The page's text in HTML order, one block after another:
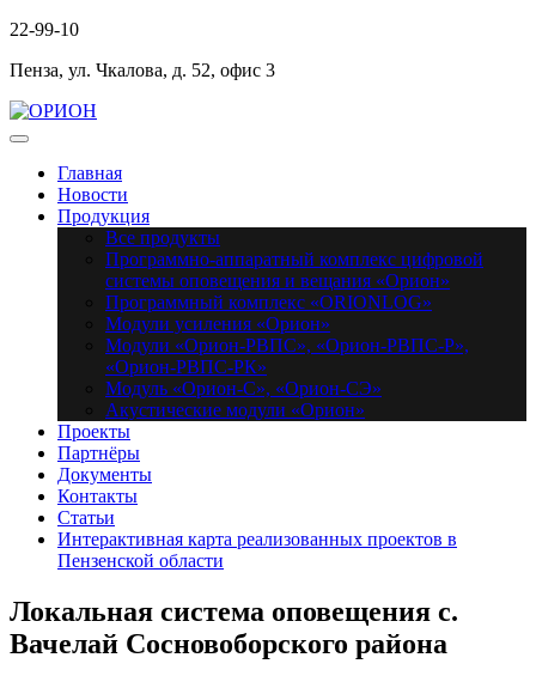
22-99-10
Пенза, ул. Чкалова, д. 52, офис 3
Главная
Новости
Продукция
Все продукты
Программно-аппаратный комплекс цифровой
системы оповещения и вещания «Орион»
Программный комплекс «ORIONLOG»
Модули усиления «Орион»
Модули «Орион-РВПС», «Орион-РВПС-Р»,
«Орион-РВПС-РК»
Модуль «Орион-С», «Орион-СЭ»
Акустические модули «Орион»
Проекты
Партнёры
Документы
Контакты
Статьи
Интерактивная карта реализованных проектов в
Пензенской области
Локальная система оповещения с.
Вачелай Сосновоборского района